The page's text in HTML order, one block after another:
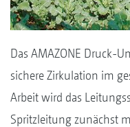
Das AMAZONE Druck-
sichere Zirkulation im
Arbeit wird das
Spritzleitung zunächst